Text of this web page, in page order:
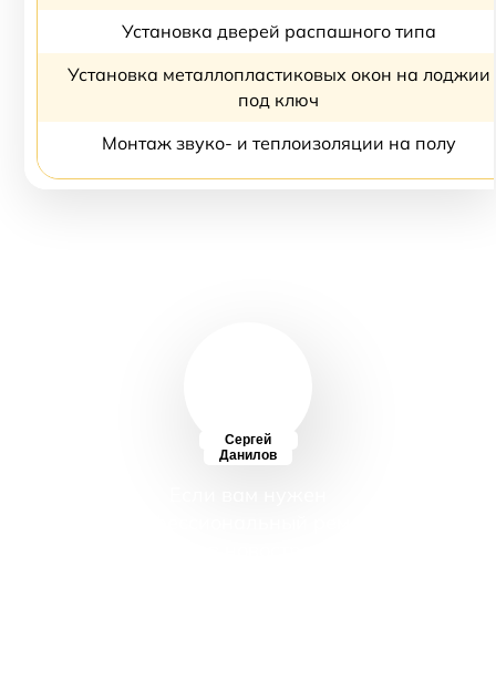
Установка дверей распашного типа
Установка металлопластиковых окон на лоджии
под ключ
Монтаж звуко- и теплоизоляции на полу
Сергей
Данилов